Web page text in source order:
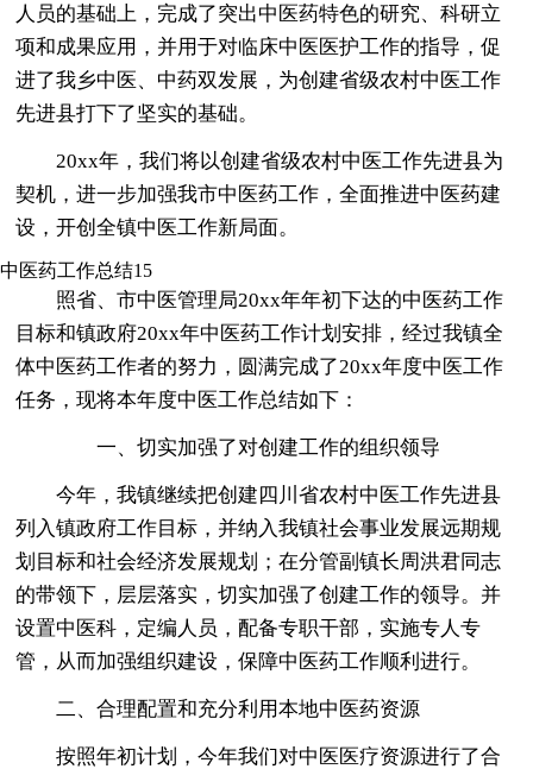
人员的基础上，完成了突出中医药特色的研究、科研立
项和成果应用，并用于对临床中医医护工作的指导，促
进了我乡中医、中药双发展，为创建省级农村中医工作
先进县打下了坚实的基础。
20xx年，我们将以创建省级农村中医工作先进县为
契机，进一步加强我市中医药工作，全面推进中医药建
设，开创全镇中医工作新局面。
中医药工作总结15
照省、市中医管理局20xx年年初下达的中医药工作
目标和镇政府20xx年中医药工作计划安排，经过我镇全
体中医药工作者的努力，圆满完成了20xx年度中医工作
任务，现将本年度中医工作总结如下：
一、切实加强了对创建工作的组织领导
今年，我镇继续把创建四川省农村中医工作先进县
列入镇政府工作目标，并纳入我镇社会事业发展远期规
划目标和社会经济发展规划；在分管副镇长周洪君同志
的带领下，层层落实，切实加强了创建工作的领导。并
设置中医科，定编人员，配备专职干部，实施专人专
管，从而加强组织建设，保障中医药工作顺利进行。
二、合理配置和充分利用本地中医药资源
按照年初计划，今年我们对中医医疗资源进行了合